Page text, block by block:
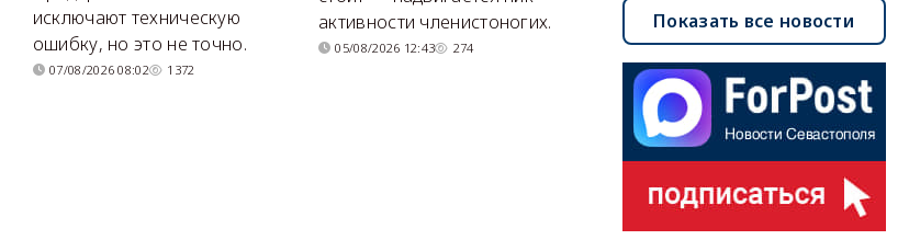
исключают техническую
ошибку, но это не точно.
07/08/2026 08:02 1372
активности членистоногих.
05/08/2026 12:43 274
квартал с отелями и
парковками.
05/08/2026 08:01
Показать все новости